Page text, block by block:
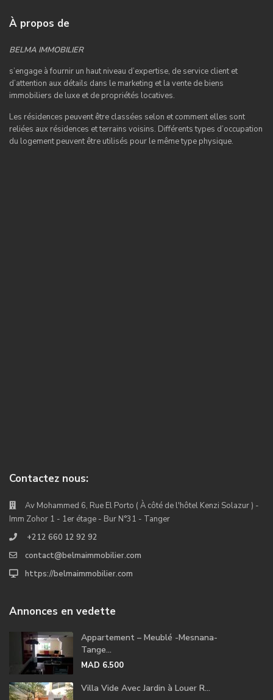
À propos de
BELMA IMMOBILIER
s’engage à fournir un haut niveau d’expertise, de service client et
d’attention aux détails dans le marketing et la vente de biens
immobiliers de luxe et de propriétés locatives.
Les résidences peuvent être classées selon et comment elles sont
reliées aux résidences et terrains voisins. Différents types d’occupation
du logement peuvent être utilisés pour le même type physique.
Contactez nous:
Av Mohammed 6, Rue El Porto ( À côté de l'hôtel Kenzi Solazur ) -
Imm Zohor 1 - 1er étage - Bur N°31 - Tanger
+212 660 12 92 92
contact@belmaimmobilier.com
https://belmaimmobilier.com
Annonces en vedette
Appartement – Meublé -Mesnana-
Tange...
MAD 6.500
Villa Vide Avec Jardin à Louer R...